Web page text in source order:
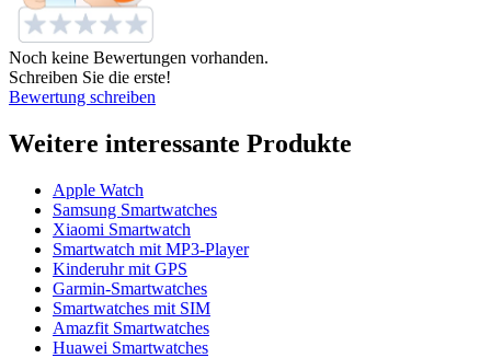
Noch keine Bewertungen vorhanden.
Schreiben Sie die erste!
Bewertung schreiben
Weitere interessante Produkte
Apple Watch
Samsung Smartwatches
Xiaomi Smartwatch
Smartwatch mit MP3-Player
Kinderuhr mit GPS
Garmin-Smartwatches
Smartwatches mit SIM
Amazfit Smartwatches
Huawei Smartwatches